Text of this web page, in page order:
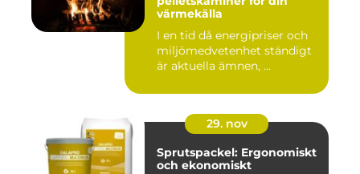
värmekälla
I en tid då energipriser och
miljömedvetenhet ständigt
är aktuella ämnen, ...
29. nov
Sprutspackel: Ergonomiskt
och ekonomiskt